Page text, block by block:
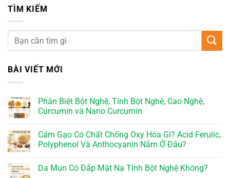
TÌM KIẾM
BÀI VIẾT MỚI
Phân Biệt Bột Nghệ, Tinh Bột Nghệ, Cao Nghệ,
Curcumin và Nano Curcumin
Cám Gạo Có Chất Chống Oxy Hóa Gì? Acid Ferulic,
Polyphenol Và Anthocyanin Nằm Ở Đâu?
Da Mụn Có Đắp Mặt Nạ Tinh Bột Nghệ Không?